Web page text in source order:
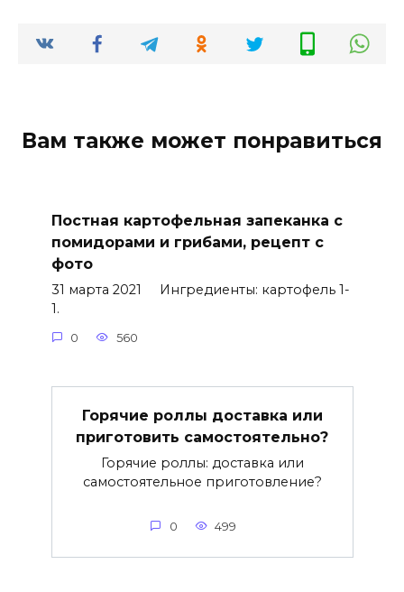
Вам также может понравиться
Постная картофельная запеканка с
помидорами и грибами, рецепт с
фото
31 марта 2021 Ингредиенты: картофель 1-
1.
0 560
Горячие роллы доставка или
приготовить самостоятельно?
Горячие роллы: доставка или
самостоятельное приготовление?
0 499